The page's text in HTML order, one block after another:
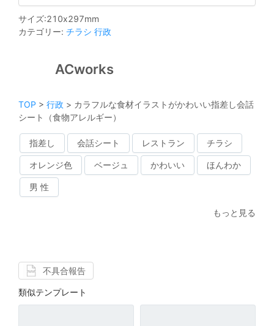
サイズ:210x297mm
カテゴリー: チラシ 行政
ACworks
TOP > 行政 > カラフルな食材イラストがかわいい指差し会話
シート（食物アレルギー）
指差し 会話シート レストラン チラシ
オレンジ色 ベージュ かわいい ほんわか
男 性
もっと見る
不具合報告
類似テンプレート